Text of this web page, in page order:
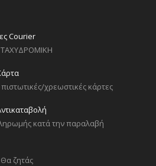
Courier
ΤΑΧΥΔΡΟΜΙΚΗ
πιστωτικές/χρεωστικές κάρτες
κατά την παραλαβή
ζητάς